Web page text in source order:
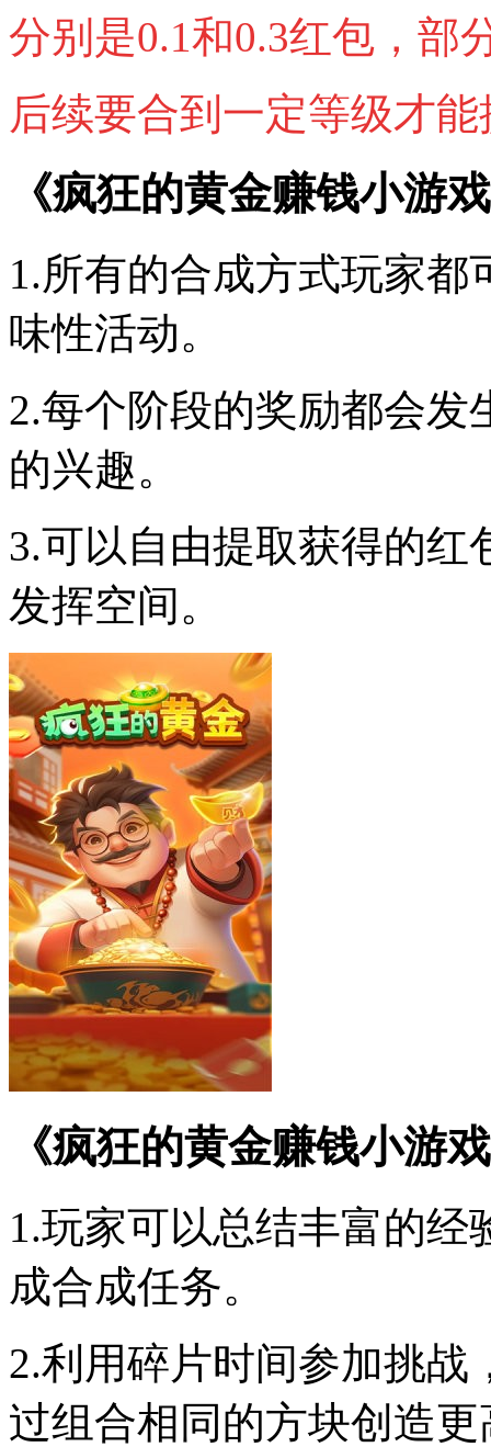
分别是0.1和0.3红包，部
后续要合到一定等级才
《疯狂的黄金赚钱小游
1.所有的合成方式玩家
味性活动。
2.每个阶段的奖励都会
的兴趣。
3.可以自由提取获得的
发挥空间。
《疯狂的黄金赚钱小游
1.玩家可以总结丰富的
成合成任务。
2.利用碎片时间参加挑
过组合相同的方块创造